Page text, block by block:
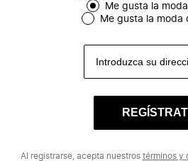
Me gusta la
Me gusta la moda
Al registrarse, acepta nuestros términos y